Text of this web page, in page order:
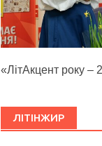
«ЛітАкцент року
ЛІТІНЖИР